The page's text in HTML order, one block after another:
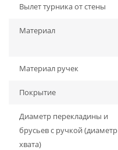
Вылет турника от стены
Материал
Материал ручек
Покрытие
Диаметр перекладины и
брусьев с ручкой (диаметр
хвата)